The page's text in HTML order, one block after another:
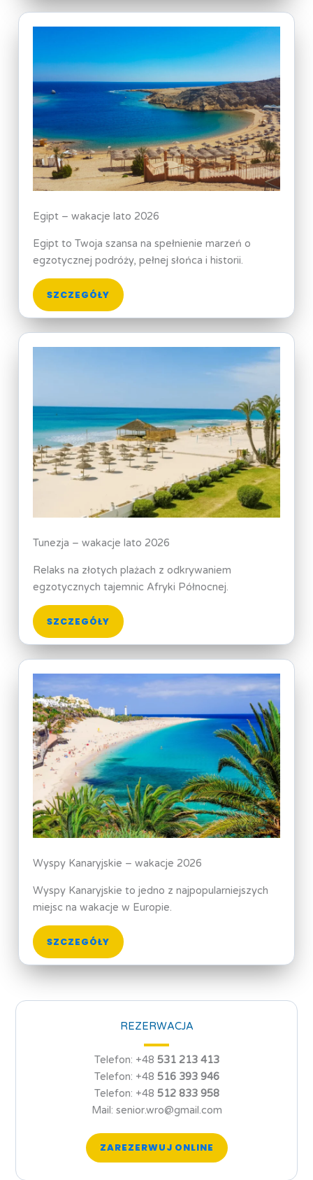
Egipt – wakacje lato 2026
Egipt to Twoja szansa na spełnienie marzeń o
egzotycznej podróży, pełnej słońca i historii.
SZCZEGÓŁY
Tunezja – wakacje lato 2026
Relaks na złotych plażach z odkrywaniem
egzotycznych tajemnic Afryki Północnej.
SZCZEGÓŁY
Wyspy Kanaryjskie – wakacje 2026
Wyspy Kanaryjskie to jedno z najpopularniejszych
miejsc na wakacje w Europie.
SZCZEGÓŁY
REZERWACJA
Telefon: +48 531 213 413
Telefon: +48 516 393 946
Telefon: +48 512 833 958
Mail: senior.wro@gmail.com
ZAREZERWUJ ONLINE